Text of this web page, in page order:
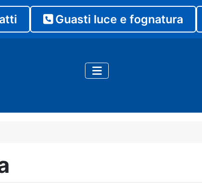
Guasti luce e fognatura